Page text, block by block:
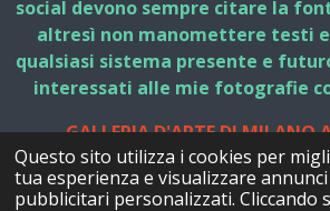
Questo sito utilizza i cookies per
tua esperienza e visualizzare annunci
pubblicitari personalizzati. Cliccando
o
k
r
a
m
e
I
n
social devono sempre citare la
altresì non manomettere testi
qualsiasi sistema presente e
interessati alle mie
GALLERIA D'ARTE DI MILANO
© 2025 - 2026 Bruno Marzi Immagini
Fornito daWebador